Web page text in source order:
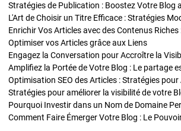
L'Art de Choisir un Titre Efficace : Stratégies
Optimiser vos Articles grâce aux Liens
Engagez la Conversation pour Accroître la
Amplifiez la Portée de Votre Blog : Le partage